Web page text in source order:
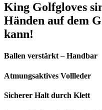
King Golfgloves
Händen auf dem
kann!
Ballen verstärkt – Handbar
Atmungsaktives Vollleder
Sicherer Halt durch Klett